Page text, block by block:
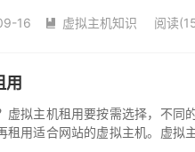
16  虚拟主机知识 阅读
用
虚拟主机租用要按需选择，不同
租用适合网站的虚拟主机。虚拟